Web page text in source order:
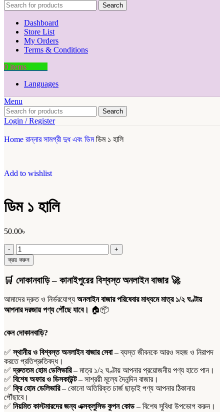
Search
Dashboard
Store List
My Orders
Terms & Conditions
0 items
Languages
Menu
Search
Login / Register
Home রান্নার সামগ্রী দুধ এবং ডিমডিম ১ হালি
Add to wishlist
ডিম ১ হালি
50.00৳
ক্রয় করুন
🛒 দোকানবাড়ি – কানাইপুরের বিশ্বস্ত অনলাইন বাজার🚀
আমাদের দ্রুত ও নির্ভরযোগ্য অনলাইন বাজার পরিষেবার মাধ্যমে মাত্র ১/২ ঘণ্টায়
আপনার দরজায় পণ্য পৌঁছে যাবে। 🏠📦
কেন দোকানবাড়ি?
✅স্থানীয় ও বিশ্বস্ত অনলাইন বাজার সেবা– ব্যস্ত জীবনকে আরও সহজ ও নিরাপদ
করতে প্রতিশ্রুতিবদ্ধ।
✅দ্রুততম হোম ডেলিভারি– মাত্র ১/২ ঘণ্টায় আপনার প্রয়োজনীয় পণ্য হাতে পান।
✅ বিশেষ অফার ও ডিসকাউন্ট– সাশ্রয়ী মূল্যে দৈনন্দিন বাজার।
✅ ফ্রি হোম ডেলিভারি– কোনো অতিরিক্ত চার্জ ছাড়াই পণ্য আপনার ঠিকানায়
পৌঁছাবে।
✅ নিয়মিত কাস্টমারদের জন্য এক্সক্লুসিভ কুপন কোড– বিশেষ সুবিধা উপভোগ করুন।